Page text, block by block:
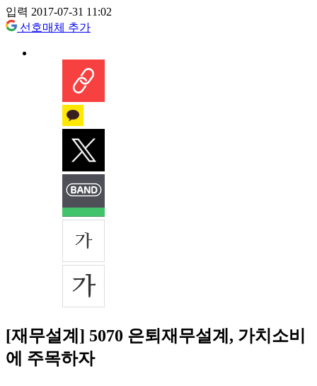
입력 2017-07-31 11:02
선호매체 추가
[재무설계] 5070 은퇴재무설계, 가치소비
에 주목하자